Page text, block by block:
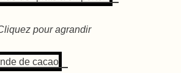
pour agrandir